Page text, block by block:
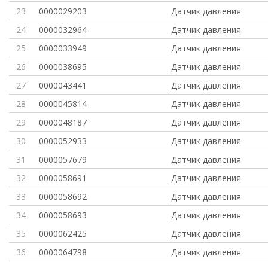
23
0000029203
Датчик давления
24
0000032964
Датчик давления
25
0000033949
Датчик давления
26
0000038695
Датчик давления
27
0000043441
Датчик давления
28
0000045814
Датчик давления
29
0000048187
Датчик давления
30
0000052933
Датчик давления
31
0000057679
Датчик давления
32
0000058691
Датчик давления
33
0000058692
Датчик давления
34
0000058693
Датчик давления
35
0000062425
Датчик давления
36
0000064798
Датчик давления